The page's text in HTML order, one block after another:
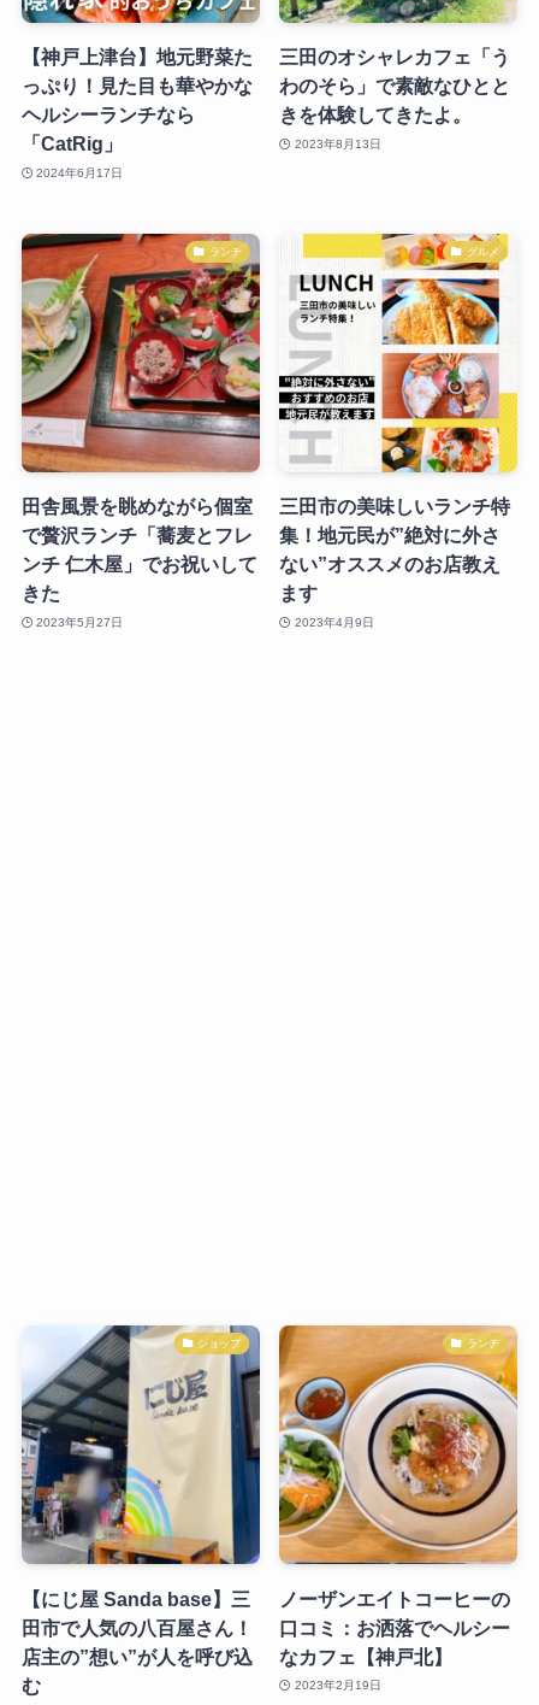
【神戸上津台】地元野菜た
っぷり！見た目も華やかな
ヘルシーランチなら
「CatRig」
2024年6月17日
三田のオシャレカフェ「う
わのそら」で素敵なひとと
きを体験してきたよ。
2023年8月13日
ランチ
田舎風景を眺めながら個室
で贅沢ランチ「蕎麦とフレ
ンチ 仁木屋」でお祝いして
きた
2023年5月27日
グルメ
三田市の美味しいランチ特
集！地元民が”絶対に外さ
ない”オススメのお店教え
ます
2023年4月9日
ショップ
【にじ屋 Sanda base】三
田市で人気の八百屋さん！
店主の”想い”が人を呼び込
む
ランチ
ノーザンエイトコーヒーの
口コミ：お洒落でヘルシー
なカフェ【神戸北】
2023年2月19日